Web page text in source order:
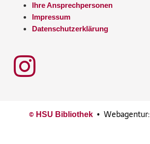
Ihre Ansprechpersonen
Impressum
Datenschutzerklärung
© HSU Bibliothek • Webagentur: